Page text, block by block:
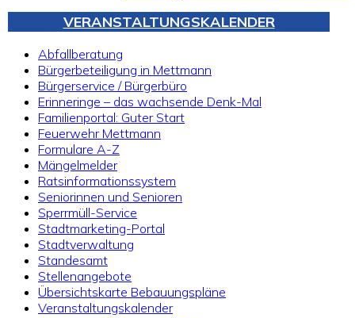
VERANSTALTUNGSKALENDER
Abfallberatung
Bürgerbeteiligung in Mettmann
Bürgerservice / Bürgerbüro
Erinneringe – das wachsende Denk-Mal
Familienportal: Guter Start
Feuerwehr Mettmann
Formulare A-Z
Mängelmelder
Ratsinformationssystem
Seniorinnen und Senioren
Sperrmüll-Service
Stadtmarketing-Portal
Stadtverwaltung
Standesamt
Stellenangebote
Übersichtskarte Bebauungspläne
Veranstaltungskalender